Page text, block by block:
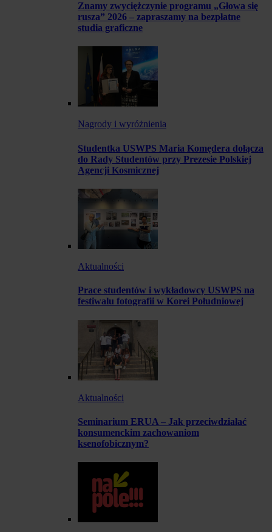
Znamy zwyciężczynie programu „Głowa się
rusza” 2026 – zapraszamy na bezpłatne
studia graficzne
Nagrody i wyróżnienia
Studentka USWPS Maria Komędera dołącza
do Rady Studentów przy Prezesie Polskiej
Agencji Kosmicznej
Aktualności
Prace studentów i wykładowcy USWPS na
festiwalu fotografii w Korei Południowej
Aktualności
Seminarium ERUA – Jak przeciwdziałać
konsumenckim zachowaniom
ksenofobicznym?